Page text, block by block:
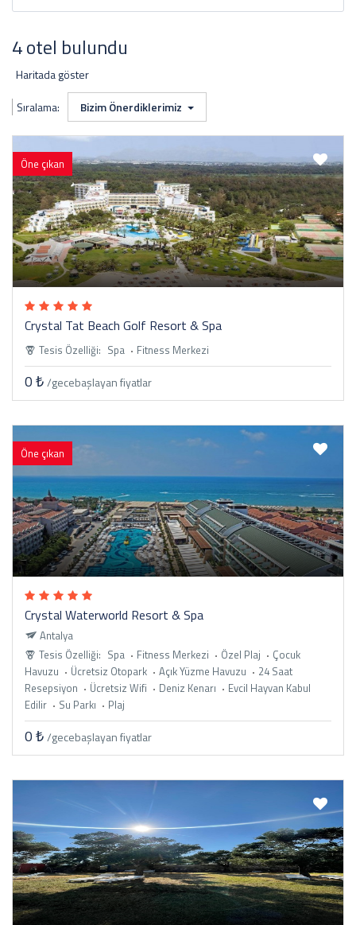
4 otel bulundu
Haritada göster
Sıralama:
Bizim Önerdiklerimiz
Öne çıkan
Crystal Tat Beach Golf Resort & Spa
Tesis Özelliği: Spa Fitness Merkezi
0 ₺/gecebaşlayan fiyatlar
Öne çıkan
Crystal Waterworld Resort & Spa
Tesis Özelliği: Spa Fitness Merkezi Özel Plaj
Çocuk
Havuzu
Ücretsiz Otopark Açık Yüzme Havuzu
24 Saat
Resepsiyon
Ücretsiz Wifi Deniz Kenarı
Evcil Hayvan Kabul
Edilir
Su Parkı Plaj
Antalya
0 ₺/gecebaşlayan fiyatlar